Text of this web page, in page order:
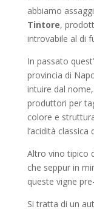
abbiamo
Tintore,
introvabile al di
In passato
provincia di
intuire dal
produttori per
colore e
l’acidità
Altro vino tipico
che seppur in
queste vigne
Si tratta di un